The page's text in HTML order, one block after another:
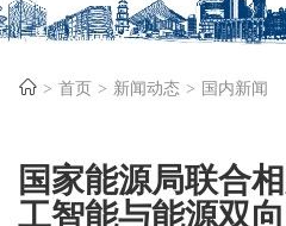
首页 新闻动态 国内新闻
国家能源局联合
工智能与能源双